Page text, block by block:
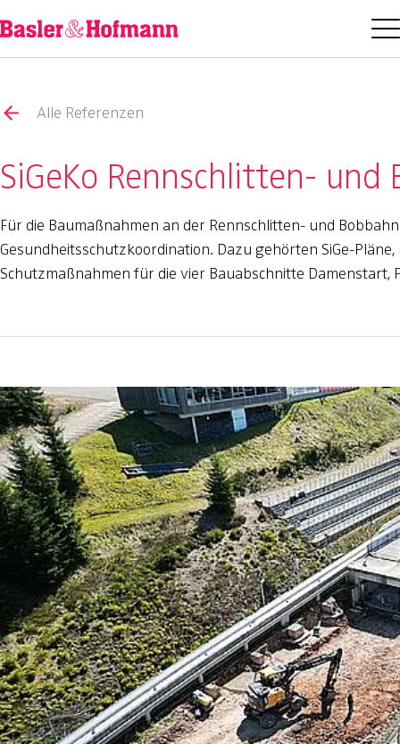
Alle Referenzen
SiGeKo Rennschlitten-
Für die Baumaßnahmen an der Rennschlitten- und
Gesundheitsschutzkoordination. Dazu gehörten SiGe-
Schutzmaßnahmen für die vier Bauabschnitte Damenstart,